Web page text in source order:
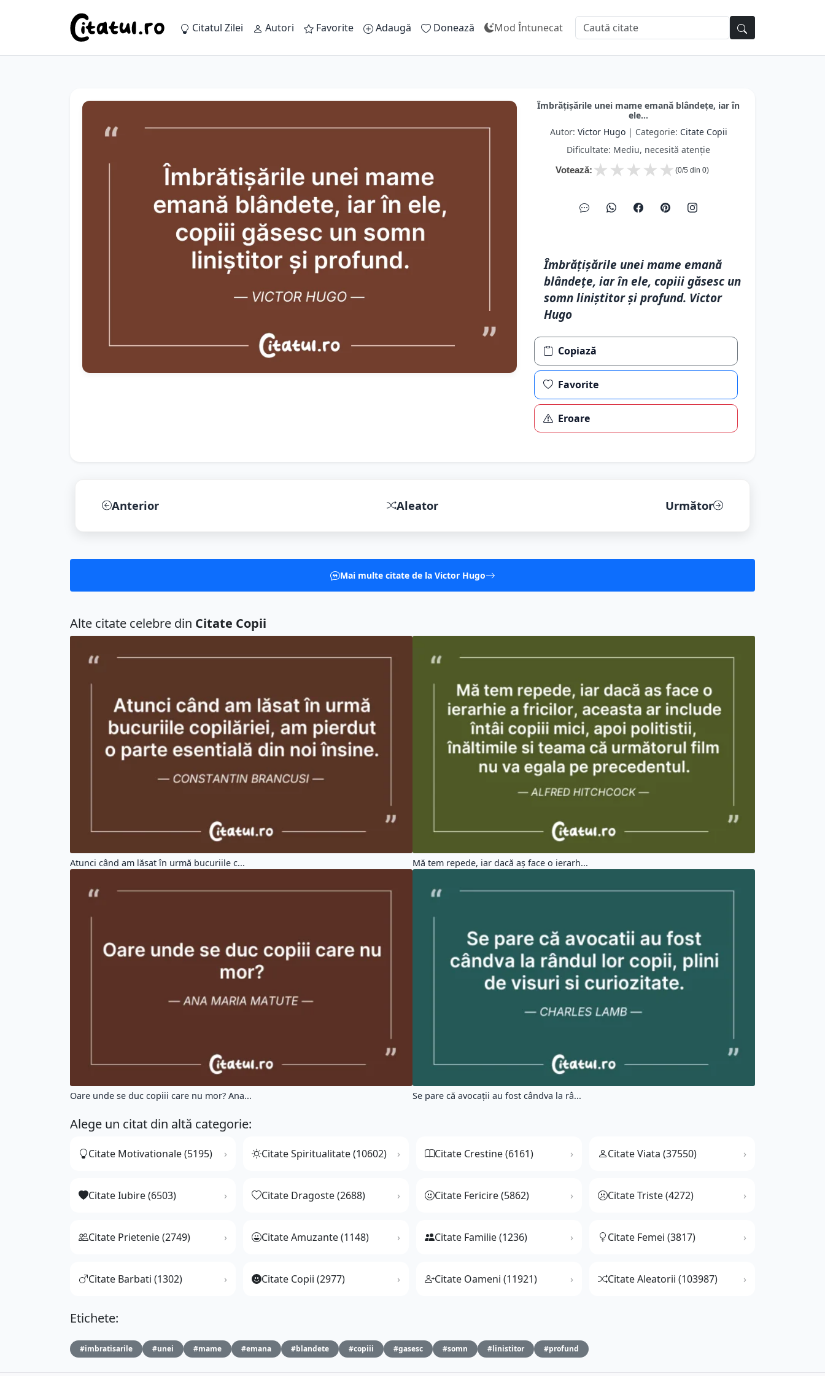
Citatul Zilei Autori Favorite Adaugă Donează Mod Întunecat
Îmbrățișările unei mame emană blândețe, iar în
ele...
Autor: Victor Hugo| Categorie: Citate Copii
Dificultate: Mediu, necesită atenție
Votează: ★
★
★
★
★ (0/5 din 0)
Îmbrățișările unei mame emană
blândețe, iar în ele, copiii găsesc un
somn liniștitor și profund. Victor
Hugo
Copiază
Favorite
Eroare
Anterior Aleator Următor
Mai multe citate de la Victor Hugo
Alte citate celebre din Citate Copii
Atunci când am lăsat în urmă bucuriile c... Mă tem repede, iar dacă aș face o ierarh...
Oare unde se duc copiii care nu mor? Ana... Se pare că avocații au fost cândva la râ...
Alege un citat din altă categorie:
Citate Motivationale (5195) Citate Spiritualitate (10602) Citate Crestine (6161) Citate Viata (37550)
Citate Iubire (6503) Citate Dragoste (2688) Citate Fericire (5862) Citate Triste (4272)
Citate Prietenie (2749) Citate Amuzante (1148) Citate Familie (1236) Citate Femei (3817)
Citate Barbati (1302) Citate Copii (2977) Citate Oameni (11921) Citate Aleatorii (103987)
Etichete:
#imbratisarile #unei #mame #emana #blandete #copiii #gasesc #somn #linistitor #profund